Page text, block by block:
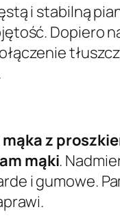
i stabilną
Dopiero
z
mąki.
i gumowe.